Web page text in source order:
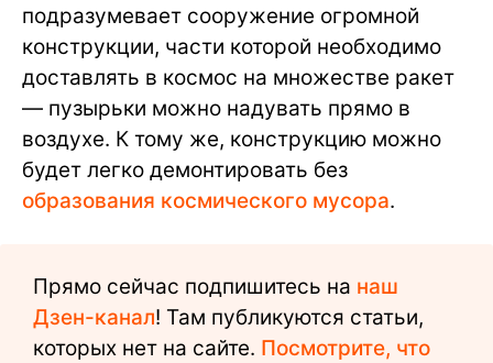
подразумевает сооружение огромной
конструкции, части которой необходимо
доставлять в космос на множестве ракет
— пузырьки можно надувать прямо в
воздухе. К тому же, конструкцию можно
будет легко демонтировать без
образования космического мусора.
Прямо сейчас подпишитесь на наш
Дзен-канал! Там публикуются статьи,
которых нет на сайте. Посмотрите, что